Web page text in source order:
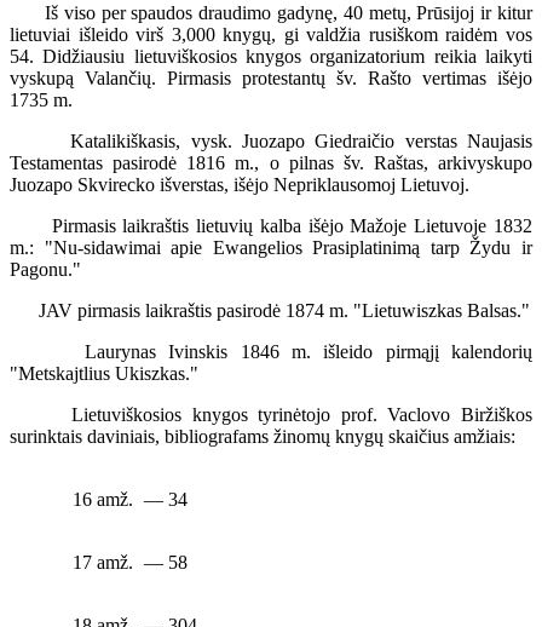
Iš viso per spaudos draudimo gadynę, 40 metų, Prūsijoj ir kitur
lietuviai išleido virš 3,000 knygų, gi valdžia rusiškom raidėm vos
54. Didžiausiu lietuviškosios knygos organizatorium reikia laikyti
vyskupą Valančių. Pirmasis protestantų šv. Rašto vertimas išėjo
1735 m.
Katalikiškasis, vysk. Juozapo Giedraičio verstas Naujasis
Testamentas pasirodė 1816 m., o pilnas šv. Raštas, arkivyskupo
Juozapo Skvirecko išverstas, išėjo Nepriklausomoj Lietuvoj.
Pirmasis laikraštis lietuvių kalba išėjo Mažoje Lietuvoje 1832
m.: "Nu-sidawimai apie Ewangelios Prasiplatinimą tarp Žydu ir
Pagonu."
JAV pirmasis laikraštis pasirodė 1874 m. "Lietuwiszkas Balsas."
Laurynas Ivinskis 1846 m. išleido pirmąjį kalendorių
"Metskajtlius Ukiszkas."
Lietuviškosios knygos tyrinėtojo prof. Vaclovo Biržiškos
surinktais daviniais, bibliografams žinomų knygų skaičius amžiais:
16 amž. — 34
17 amž. — 58